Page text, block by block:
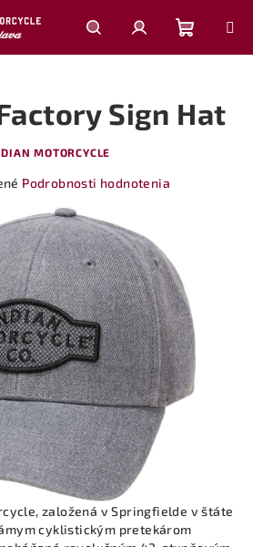
HľadaťPrihlásenie
košík
založená v Springfielde v štáte
cyklistickým pretekárom
Sign Hat
MOTORCYCLE
Podrobnosti hodnotenia